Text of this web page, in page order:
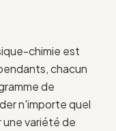
chimie est
chacun
de
n'importe quel
variété de